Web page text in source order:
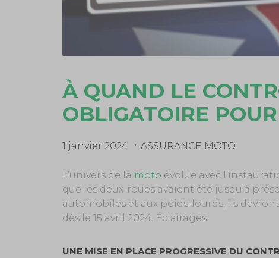
À QUAND LE
OBLIGATOIRE
1 janvier 2024 ASSURANCE MOTO
L’univers de la moto évolue avec
que les deux-roues avaient été jusqu’à
automobiles et aux poids-lourds, ils
dès le 15 avril 2024. Éclairages.
UNE MISE EN PLACE PROGRESSIVE DU